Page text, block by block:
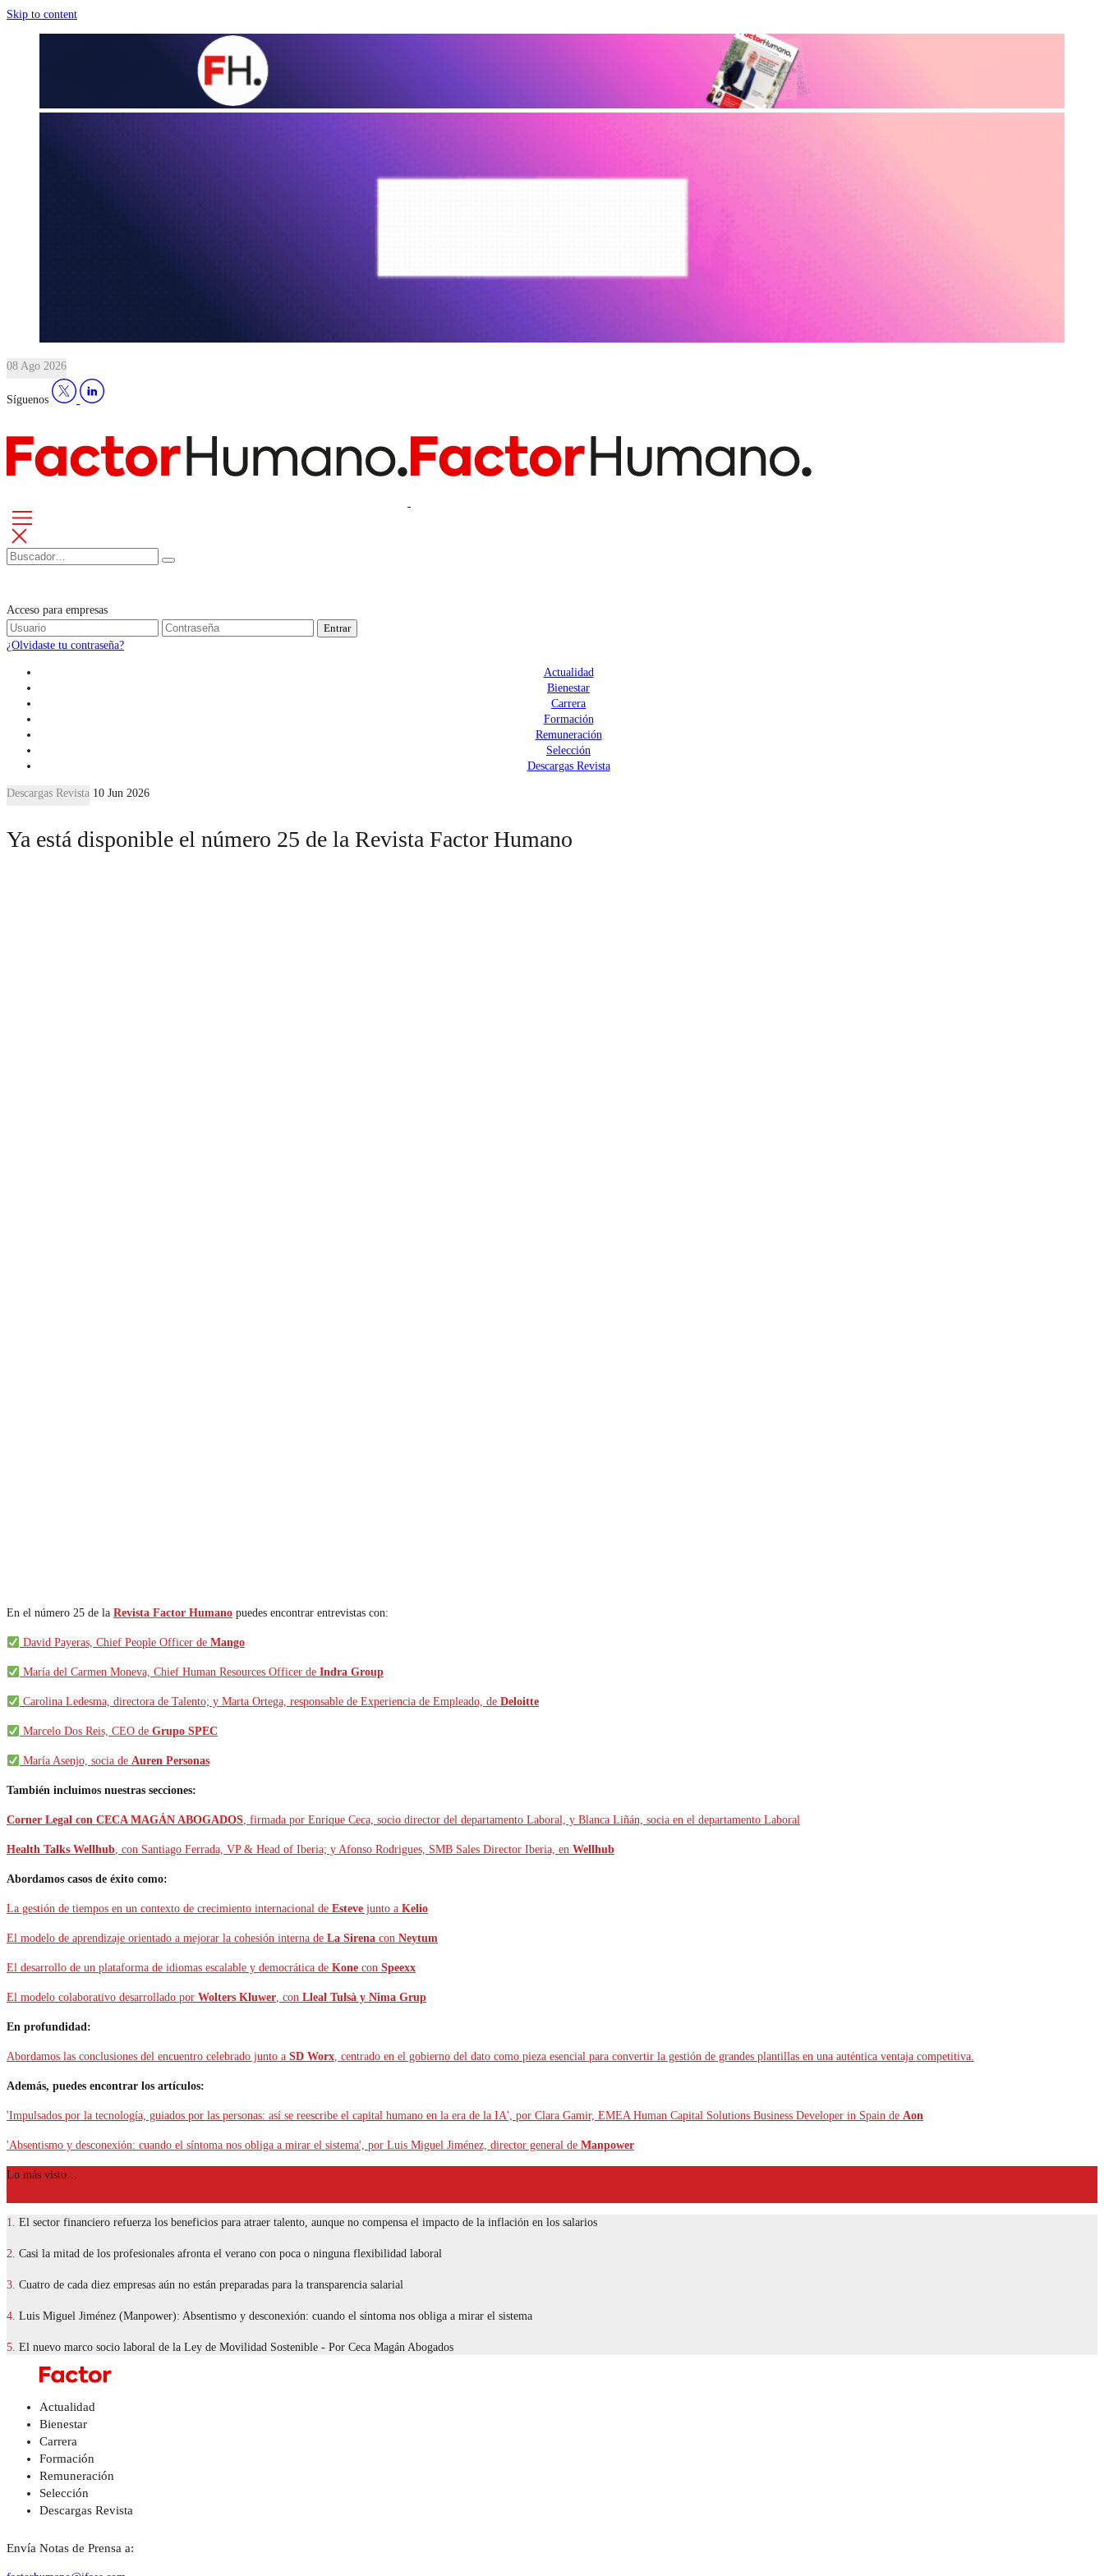
Skip to content
08 Ago 2026
Síguenos
Acceso para empresas
Entrar
¿Olvidaste tu contraseña?
Actualidad
Bienestar
Carrera
Formación
Remuneración
Selección
Descargas Revista
Descargas Revista 10 Jun 2026
Ya está disponible el número 25 de la Revista Factor Humano
En el número 25 de la Revista Factor Humano puedes encontrar entrevistas con:
David Payeras, Chief People Officer de Mango
María del Carmen Moneva, Chief Human Resources Officer de Indra Group
Carolina Ledesma, directora de Talento; y Marta Ortega, responsable de Experiencia de Empleado, de Deloitte
Marcelo Dos Reis, CEO de Grupo SPEC
María Asenjo, socia de Auren Personas
También incluimos nuestras secciones:
Corner Legal con CECA MAGÁN ABOGADOS, firmada por Enrique Ceca, socio director del departamento Laboral, y Blanca Liñán, socia en el departamento Laboral
Health Talks Wellhub, con Santiago Ferrada, VP & Head of Iberia; y Afonso Rodrigues, SMB Sales Director Iberia, en Wellhub
Abordamos casos de éxito como:
La gestión de tiempos en un contexto de crecimiento internacional de Esteve junto a Kelio
El modelo de aprendizaje orientado a mejorar la cohesión interna de La Sirena con Neytum
El desarrollo de un plataforma de idiomas escalable y democrática de Kone con Speexx
El modelo colaborativo desarrollado por Wolters Kluwer, con Lleal Tulsà y Nima Grup
En profundidad:
Abordamos las conclusiones del encuentro celebrado junto a SD Worx, centrado en el gobierno del dato como pieza esencial para convertir la gestión de grandes plantillas en una auténtica ventaja competitiva.
Además, puedes encontrar los artículos:
'Impulsados por la tecnología, guiados por las personas: así se reescribe el capital humano en la era de la IA', por Clara Gamir, EMEA Human Capital Solutions Business Developer in Spain de Aon
'Absentismo y desconexión: cuando el síntoma nos obliga a mirar el sistema', por Luis Miguel Jiménez, director general de Manpower
Lo más visto…
1. El sector financiero refuerza los beneficios para atraer talento, aunque no compensa el impacto de la inflación en los salarios
2. Casi la mitad de los profesionales afronta el verano con poca o ninguna flexibilidad laboral
3. Cuatro de cada diez empresas aún no están preparadas para la transparencia salarial
4. Luis Miguel Jiménez (Manpower): Absentismo y desconexión: cuando el síntoma nos obliga a mirar el sistema
5. El nuevo marco socio laboral de la Ley de Movilidad Sostenible - Por Ceca Magán Abogados
Actualidad
Bienestar
Carrera
Formación
Remuneración
Selección
Descargas Revista
Envía Notas de Prensa a: